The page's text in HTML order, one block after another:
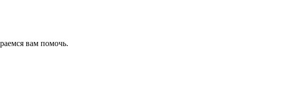
вам помочь.